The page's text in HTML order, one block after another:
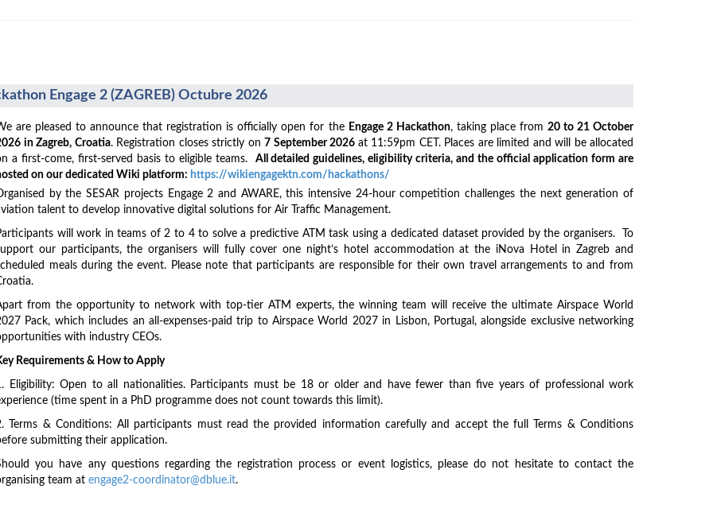
Engage 2 (ZAGREB) Octubre 2026
are pleased to announce that registration is officially open for the Engage 2 Hackathon, taking place from 20 to 21 October
in Zagreb, Croatia. Registration closes strictly on 7 September 2026 at 11:59pm CET. Places are limited and will be allocated
a first-come, first-served basis to eligible teams. All detailed guidelines, eligibility criteria, and the official application form are
on our dedicated Wiki platform: https://wikiengagektn.com/hackathons/
by the SESAR projects Engage 2 and AWARE, this intensive 24-hour competition challenges the next generation of
talent to develop innovative digital solutions for Air Traffic Management.
will work in teams of 2 to 4 to solve a predictive ATM task using a dedicated dataset provided by the organisers. To
our participants, the organisers will fully cover one night’s hotel accommodation at the iNova Hotel in Zagreb and
meals during the event. Please note that participants are responsible for their own travel arrangements to and from
from the opportunity to network with top-tier ATM experts, the winning team will receive the ultimate Airspace World
Pack, which includes an all-expenses-paid trip to Airspace World 2027 in Lisbon, Portugal, alongside exclusive networking
with industry CEOs.
Requirements & How to Apply
Eligibility: Open to all nationalities. Participants must be 18 or older and have fewer than five years of professional work
(time spent in a PhD programme does not count towards this limit).
Terms & Conditions: All participants must read the provided information carefully and accept the full Terms & Conditions
submitting their application.
you have any questions regarding the registration process or event logistics, please do not hesitate to contact the
team at engage2-coordinator@dblue.it.